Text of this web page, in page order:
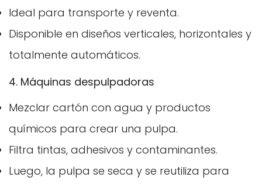
Ideal para transporte y reventa.
Disponible en diseños verticales, horizontales y
totalmente automáticos.
4. Máquinas despulpadoras
Mezclar cartón con agua y productos
químicos para crear una pulpa.
Filtra tintas, adhesivos y contaminantes.
Luego, la pulpa se seca y se reutiliza para
No, no lo soy. Sí, lo soy